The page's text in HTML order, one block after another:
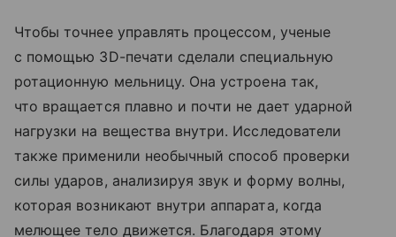
Чтобы точнее управлять процессом, ученые
с помощью 3D-печати сделали специальную
ротационную мельницу. Она устроена так,
что вращается плавно и почти не дает ударной
нагрузки на вещества внутри. Исследователи
также применили необычный способ проверки
силы ударов, анализируя звук и форму волны,
которая возникают внутри аппарата, когда
мелющее тело движется. Благодаря этому